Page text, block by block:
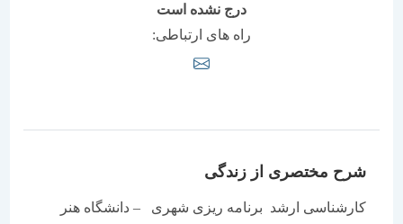
درج نشده است
راه های ارتباطی:
شرح مختصری از زندگی
کارشناسی ارشد برنامه ریزی شهری – دانشگاه هنر